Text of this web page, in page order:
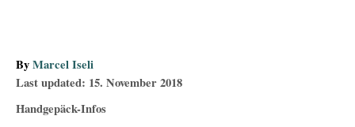
ByA
u
h
Marcel Iseli
P
s
Last updated: 15. November 2018
C
Handgepäck-Infos